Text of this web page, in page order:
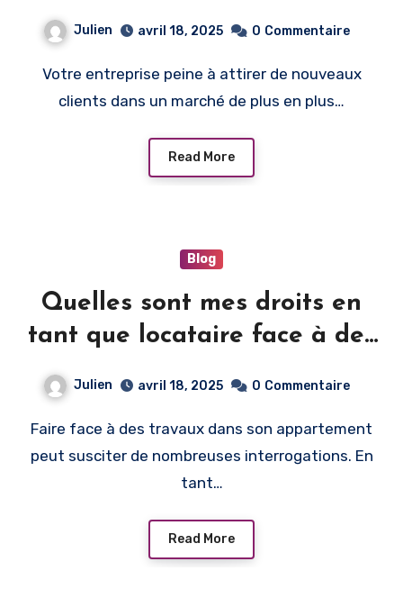
pour attirer de nouveaux
Julien avril 18, 2025 0 Commentaire
Votre entreprise peine à attirer de nouveaux
clients dans un marché de plus en plus…
Read More
Blog
Quelles sont mes droits en
tant que locataire face à des
travaux dans l’appartement ?
Julien avril 18, 2025 0 Commentaire
Faire face à des travaux dans son appartement
peut susciter de nombreuses interrogations. En
tant…
Read More